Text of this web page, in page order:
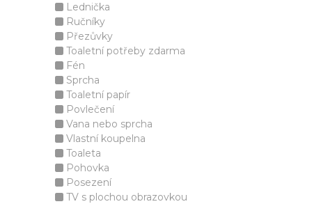
Lednička
Ručníky
Přezůvky
Toaletní potřeby zdarma
Fén
Sprcha
Toaletní papír
Povlečení
Vana nebo sprcha
Vlastní koupelna
Toaleta
Pohovka
Posezení
TV s plochou obrazovkou